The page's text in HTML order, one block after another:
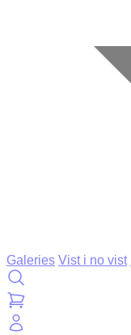
Galeries Vist i no vist